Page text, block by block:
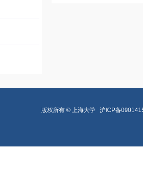
版权所有 © 上海大学 沪ICP备